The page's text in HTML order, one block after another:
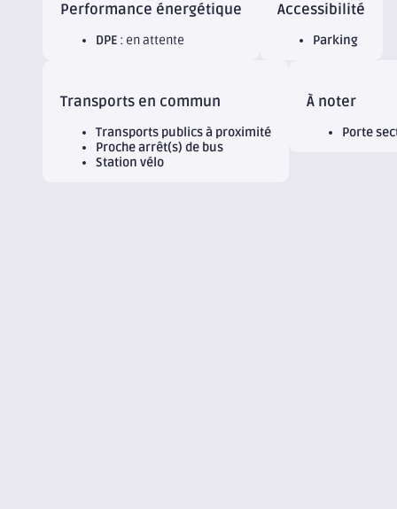
Performance énergétique
DPE : en attente
Accessibilité
Parking
Transports en commun
Transports publics à proximité
Proche arrêt(s) de bus
Station vélo
À noter
Porte